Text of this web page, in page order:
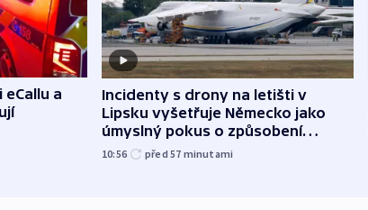
a
Incidenty s drony na letišti v
Lipsku vyšetřuje Německo jako
úmyslný pokus o způsobení
exploze
10:56 před 57 minutami